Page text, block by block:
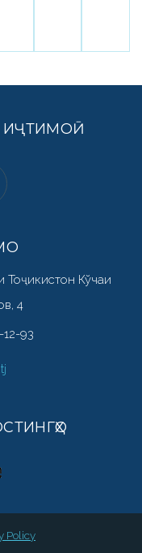
ИҶТИМОӢ
Тоҷикистон Кўчаи
4
12-93
Policy